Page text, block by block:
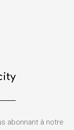
abonnant à notre